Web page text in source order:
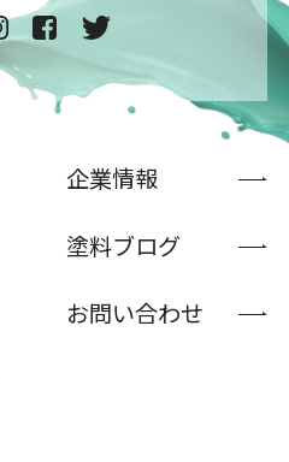
企業情報
塗料ブログ
お問い合わせ